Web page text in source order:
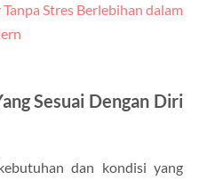
Stres Berlebihan dalam
Sesuai Dengan Diri
dan kondisi yang